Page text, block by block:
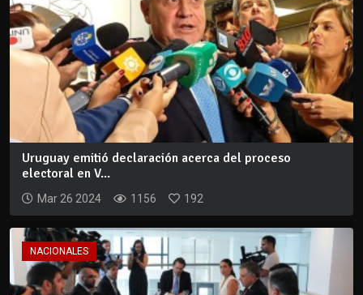
Uruguay emitió declaración acerca del proceso
electoral en V...
Mar 26 2024 1156 192
NACIONALES